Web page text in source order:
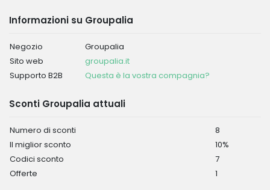
Informazioni su Groupalia
Negozio
Groupalia
Sito web
groupalia.it
Supporto B2B
Questa è la vostra compagnia?
Sconti Groupalia attuali
Numero di sconti
8
Il miglior sconto
10%
Codici sconto
7
Offerte
1